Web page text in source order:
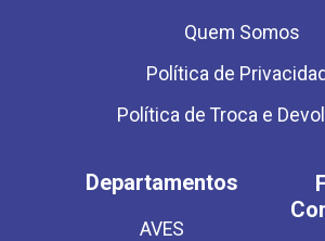
Quem Somos
Política de
Política de Troca e
Departamentos
AVES